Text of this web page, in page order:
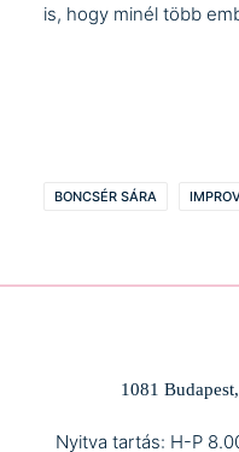
is, hogy minél több
BONCSÉR SÁRA
1081
Nyitva tartás: H-P